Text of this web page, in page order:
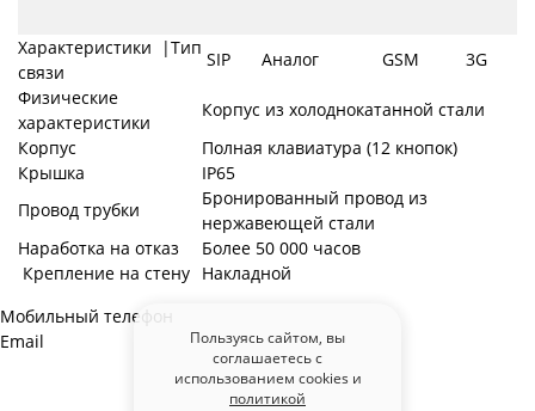
Пользуясь сайтом, вы
соглашаетесь с
использованием cookies и
политикой
Характеристики |Тип
связи
SIP Аналог GSM
3G
Физические
характеристики
Корпус из холоднокатанной стали
Корпус
Полная клавиатура (12 кнопок)
Крышка
IP65
Провод трубки
Бронированный провод из
нержавеющей стали
Наработка на отказ
Более 50 000 часов
Крепление на стену Накладной
Мобильный телефон
Email